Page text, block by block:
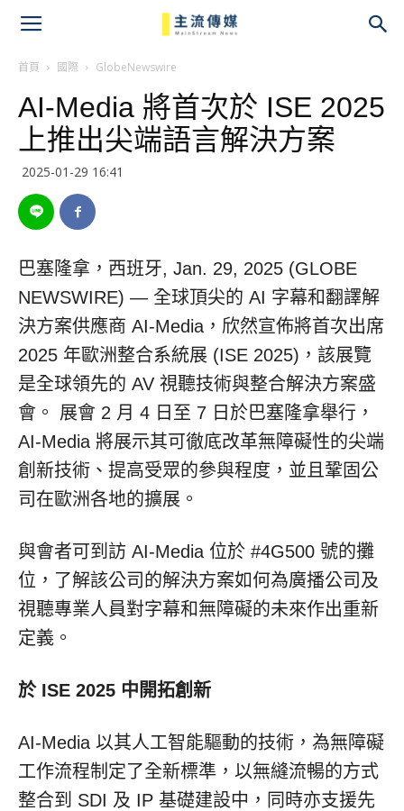
首頁 國際 GlobeNewswire
AI-Media 將首次於 ISE 2025
上推出尖端語言解決方案
2025-01-29 16:41
巴塞隆拿，西班牙, Jan. 29, 2025 (GLOBE
NEWSWIRE) — 全球頂尖的 AI 字幕和翻譯解
決方案供應商 AI-Media，欣然宣佈將首次出席
2025 年歐洲整合系統展 (ISE 2025)，該展覽
是全球領先的 AV 視聽技術與整合解決方案盛
會。 展會 2 月 4 日至 7 日於巴塞隆拿舉行，
AI-Media 將展示其可徹底改革無障礙性的尖端
創新技術、提高受眾的參與程度，並且鞏固公
司在歐洲各地的擴展。
與會者可到訪 AI-Media 位於 #4G500 號的攤
位，了解該公司的解決方案如何為廣播公司及
視聽專業人員對字幕和無障礙的未來作出重新
定義。
於 ISE 2025 中開拓創新
AI-Media 以其人工智能驅動的技術，為無障礙
工作流程制定了全新標準，以無縫流暢的方式
整合到 SDI 及 IP 基礎建設中，同時亦支援先